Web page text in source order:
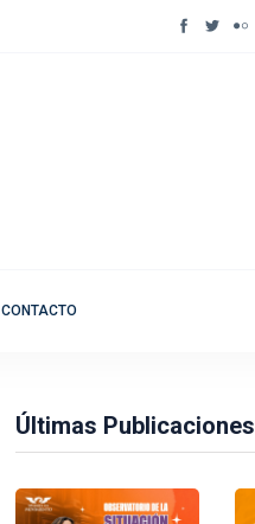
CONTACTO
Últimas Publicaciones